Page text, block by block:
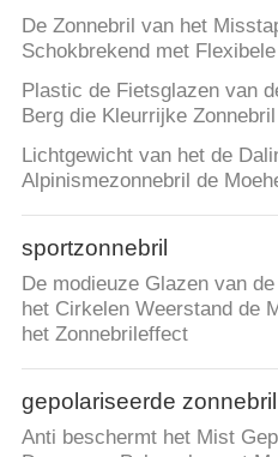
De Zonnebril van het
Schokbrekend met
Plastic de Fietsglazen van
Berg die Kleurrijke
Lichtgewicht van het de
Alpinismezonnebril de
sportzonnebril
De modieuze Glazen van
het Cirkelen Weerstand de
het Zonnebrileffect
gepolariseerde zonnebril
Anti beschermt het Mist